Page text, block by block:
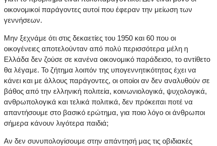
οικονομικοί παράγοντες αυτοί που έφεραν την μείωση των
γεννήσεων.
Μην ξεχνάμε ότι στις δεκαετίες του 1950 και 60 που οι
οικογένειες αποτελούνταν από πολύ περισσότερα μέλη η
Ελλάδα δεν ζούσε σε κανένα οικονομικό παράδεισο, το αντίθετο
θα λέγαμε. Το ζήτημα λοιπόν της υπογεννητικότητας έχει να
κάνει και με άλλους παράγοντες, οι οποίοι αν δεν αναλυθούν σε
βάθος από την ελληνική πολιτεία, κοινωνιολογικά, ψυχολογικά,
ανθρωπολογικά και τελικά πολιτικά, δεν πρόκειται ποτέ να
απαντήσουμε στο βασικό ερώτημα, για ποιο λόγο οι άνθρωποι
σήμερα κάνουν λιγότερα παιδιά;
Αν δεν συνυπολογίσουμε στην απάντησή μας τις οβιδιακές